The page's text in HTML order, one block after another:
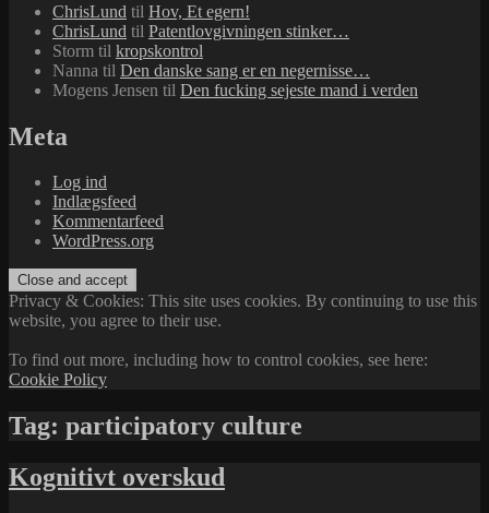
ChrisLund til Hov, Et egern!
ChrisLund til Patentlovgivningen stinker…
Storm til kropskontrol
Nanna til Den danske sang er en negernisse…
Mogens Jensen til Den fucking sejeste mand i verden
Meta
Log ind
Indlægsfeed
Kommentarfeed
WordPress.org
Privacy & Cookies: This site uses cookies. By continuing to use this
website, you agree to their use.
To find out more, including how to control cookies, see here:
Cookie Policy
Tag: participatory culture
Kognitivt overskud